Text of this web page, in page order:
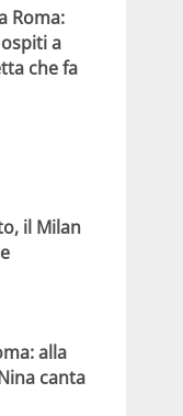
Roma:
a
che fa
il Milan
alla
canta